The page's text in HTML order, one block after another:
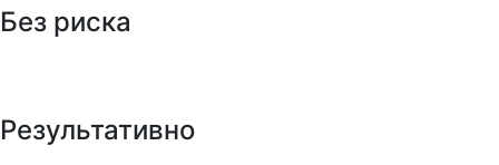
Без риска
Результативно